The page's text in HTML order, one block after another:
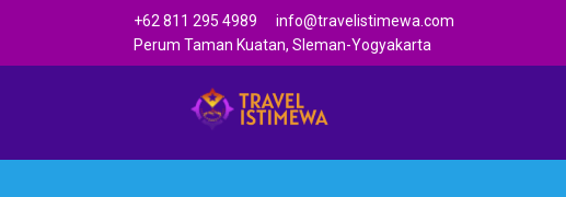
+62 811 295 4989
info@travelistimewa.com
Perum Taman Kuatan, Sleman-Yogyakarta